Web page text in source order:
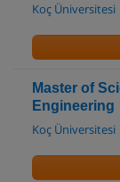
Koç Üniversitesi
Master of
Engineering
Koç Üniversitesi